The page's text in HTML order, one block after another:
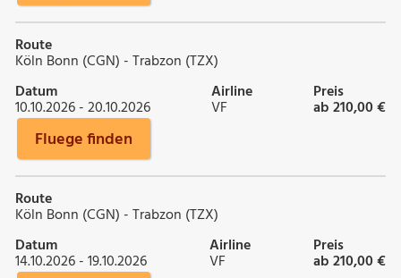
Route
Köln Bonn (CGN) - Trabzon (TZX)
Datum
10.10.2026 - 20.10.2026
Airline
VF
Preis
ab 210,00 €
Fluege finden
Route
Köln Bonn (CGN) - Trabzon (TZX)
Datum
14.10.2026 - 19.10.2026
Airline
VF
Preis
ab 210,00 €